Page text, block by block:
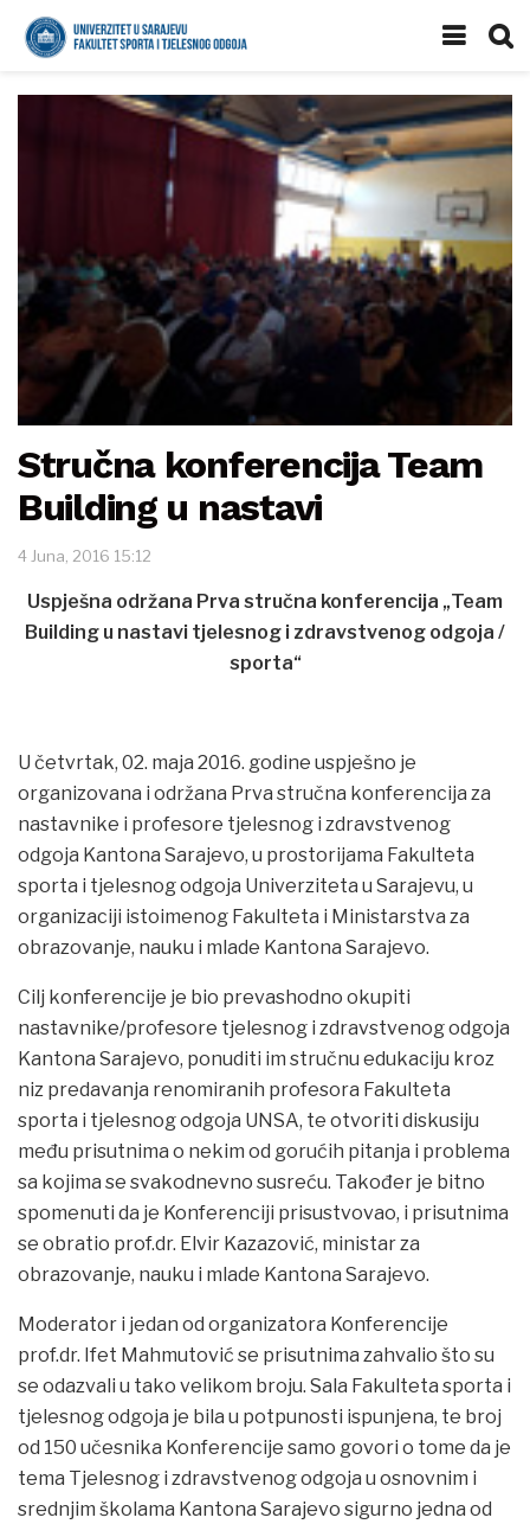
Stručna konferencija Team
Building u nastavi
4 Juna, 2016 15:12
Uspješna održana Prva stručna konferencija „Team
Building u nastavi tjelesnog i zdravstvenog odgoja /
sporta“
U četvrtak, 02. maja 2016. godine uspješno je
organizovana i održana Prva stručna konferencija za
nastavnike i profesore tjelesnog i zdravstvenog
odgoja Kantona Sarajevo, u prostorijama Fakulteta
sporta i tjelesnog odgoja Univerziteta u Sarajevu, u
organizaciji istoimenog Fakulteta i Ministarstva za
obrazovanje, nauku i mlade Kantona Sarajevo.
Cilj konferencije je bio prevashodno okupiti
nastavnike/profesore tjelesnog i zdravstvenog odgoja
Kantona Sarajevo, ponuditi im stručnu edukaciju kroz
niz predavanja renomiranih profesora Fakulteta
sporta i tjelesnog odgoja UNSA, te otvoriti diskusiju
među prisutnima o nekim od gorućih pitanja i problema
sa kojima se svakodnevno susreću. Također je bitno
spomenuti da je Konferenciji prisustvovao, i prisutnima
se obratio prof.dr. Elvir Kazazović, ministar za
obrazovanje, nauku i mlade Kantona Sarajevo.
Moderator i jedan od organizatora Konferencije
prof.dr. Ifet Mahmutović se prisutnima zahvalio što su
se odazvali u tako velikom broju. Sala Fakulteta sporta i
tjelesnog odgoja je bila u potpunosti ispunjena, te broj
od 150 učesnika Konferencije samo govori o tome da je
tema Tjelesnog i zdravstvenog odgoja u osnovnim i
srednjim školama Kantona Sarajevo sigurno jedna od